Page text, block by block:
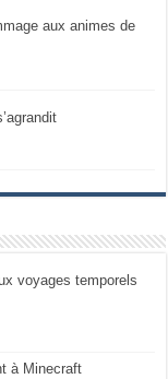
aux animes de
voyages temporels
à Minecraft